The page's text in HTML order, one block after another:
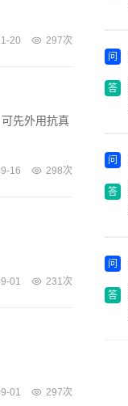
20 297次
先外用抗真
16 298次
01 231次
01 297次